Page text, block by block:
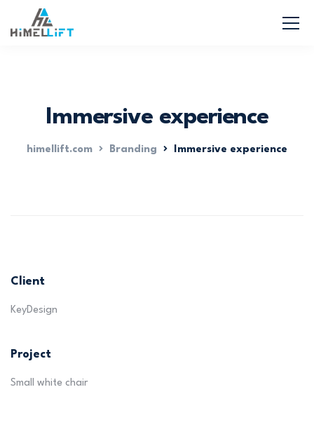
Immersive experience
himellift.com Branding Immersive experience
Client
KeyDesign
Project
Small white chair